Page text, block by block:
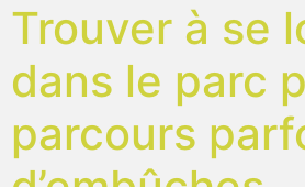
Trouver à se
dans le parc
parcours